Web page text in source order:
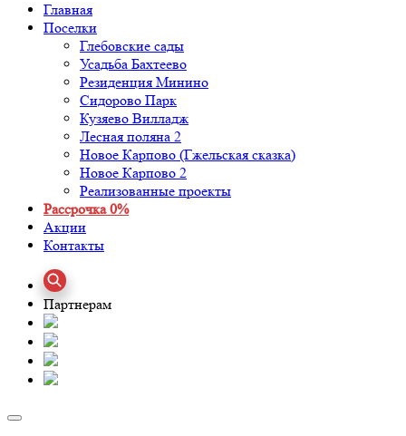
Главная
Поселки
Глебовские сады
Усадьба Бахтеево
Резиденция Минино
Сидорово Парк
Кузяево Вилладж
Лесная поляна 2
Новое Карпово (Гжельская сказка)
Новое Карпово 2
Реализованные проекты
Рассрочка 0%
Акции
Контакты
Партнерам